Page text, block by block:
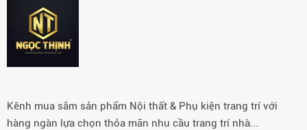
Kênh mua sắm sản phẩm Nội thất & Phụ kiện trang trí với
hàng ngàn lựa chọn thỏa mãn nhu cầu trang trí nhà...